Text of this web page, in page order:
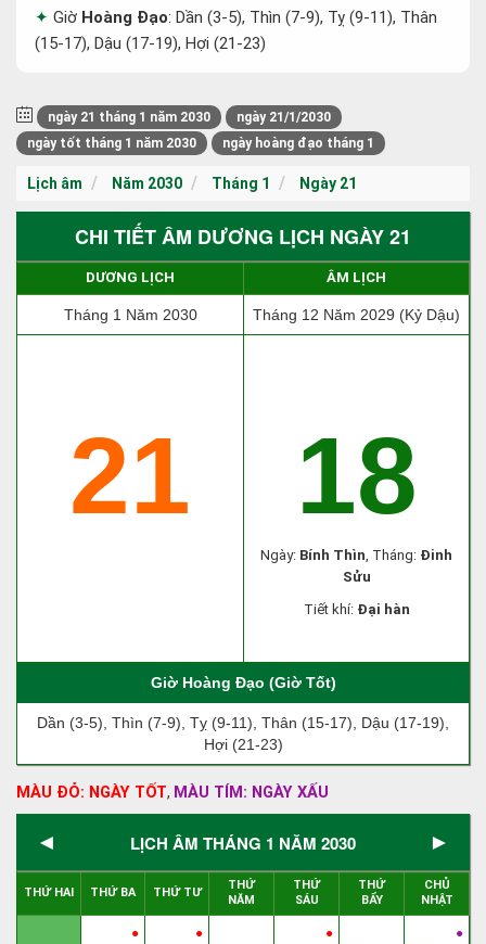
Giờ Hoàng Đạo: Dần (3-5), Thìn (7-9), Tỵ (9-11), Thân
(15-17), Dậu (17-19), Hợi (21-23)
ngày 21 tháng 1 năm 2030
ngày 21/1/2030
ngày tốt tháng 1 năm 2030
ngày hoàng đạo tháng 1
Lịch âm Năm 2030 Tháng 1 Ngày 21
CHI TIẾT ÂM DƯƠNG LỊCH NGÀY 21
DƯƠNG LỊCH ÂM LỊCH
Tháng 1 Năm 2030 Tháng 12 Năm 2029 (Kỷ Dậu)
21 18
Ngày: Bính Thìn, Tháng: Đinh
Sửu
Tiết khí: Đại hàn
Giờ Hoàng Đạo (Giờ Tốt)
Dần (3-5), Thìn (7-9), Tỵ (9-11), Thân (15-17), Dậu (17-19),
Hợi (21-23)
MÀU ĐỎ: NGÀY TỐT, MÀU TÍM: NGÀY XẤU
◄ LỊCH ÂM THÁNG 1 NĂM 2030 ►
THỨ HAI THỨ BA THỨ TƯ
THỨ
NĂM
THỨ
SÁU
THỨ
BẨY
CHỦ
NHẬT
● ● ● ●